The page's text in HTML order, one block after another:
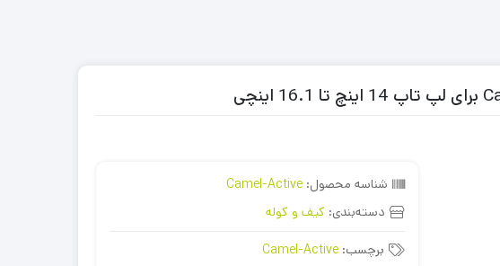
شناسه محصول: Camel-Active
دسته‌بندی: کیف و کوله
برچسب: Camel-Active